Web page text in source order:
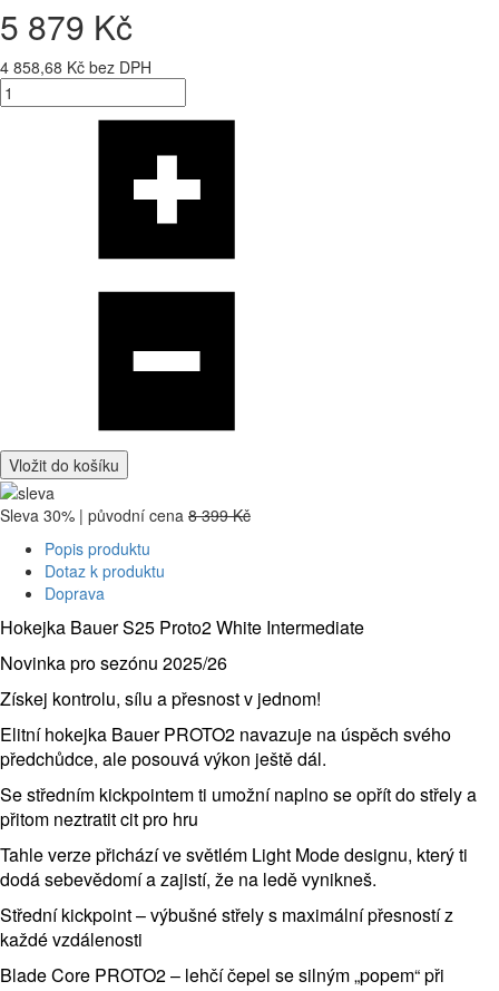
5 879 Kč
4 858,68 Kč bez DPH
Vložit do košíku
Sleva 30% | původní cena 8 399 Kč
Popis produktu
Dotaz k produktu
Doprava
Hokejka Bauer S25 Proto2 White Intermediate
Novinka pro sezónu 2025/26
Získej kontrolu, sílu a přesnost v jednom!
Elitní hokejka Bauer PROTO2 navazuje na úspěch svého
předchůdce, ale posouvá výkon ještě dál.
Se středním kickpointem ti umožní naplno se opřít do střely a
přitom neztratit cit pro hru
Tahle verze přichází ve světlém Light Mode designu, který ti
dodá sebevědomí a zajistí, že na ledě vynikneš.
Střední kickpoint – výbušné střely s maximální přesností z
každé vzdálenosti
Blade Core PROTO2 – lehčí čepel se silným „popem“ při